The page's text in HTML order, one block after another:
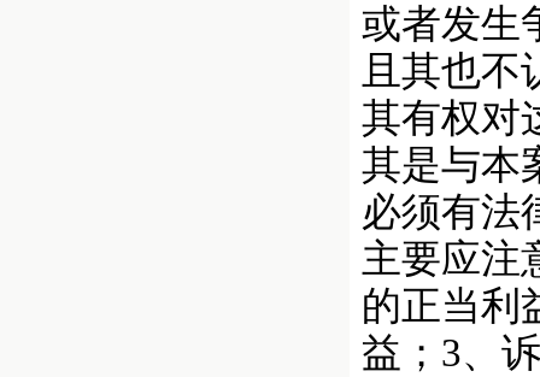
或者发生
且其也
其有权对
其是与本
必须有法
主要应注
的正当利
益；3、